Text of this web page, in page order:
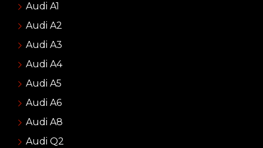
Audi A1
Audi A2
Audi A3
Audi A4
Audi A5
Audi A6
Audi A8
Audi Q2